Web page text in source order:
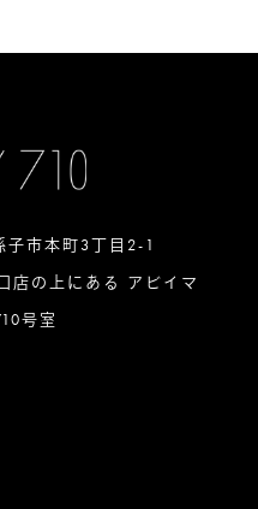
子市本町3丁目2-1
店の上にある アビイマ
号室